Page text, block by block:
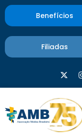
Benefícios
Filiadas